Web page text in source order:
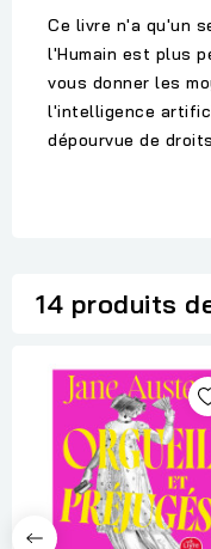
Ce livre n'a qu'un
l'Humain est plus
vous donner les
l'intelligence
dépourvue de
14 produits